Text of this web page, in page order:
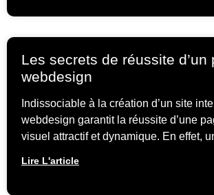
Les secrets de réussite d’un
webdesign
Indissociable à la création d’un site
webdesign garantit la réussite d’une
visuel attractif et dynamique. En effet,
Lire L'article